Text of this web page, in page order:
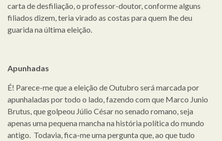
carta de desfiliação, o professor-doutor, conforme alguns
filiados dizem, teria virado as costas para quem lhe deu
guarida na última eleição.
Apunhadas
É! Parece-me que a eleição de Outubro será marcada por
apunhaladas por todo o lado, fazendo com que Marco Junio
Brutus, que golpeou Júlio César no senado romano, seja
apenas uma pequena mancha na história política do mundo
antigo. Todavia, fica-me uma pergunta que, ao que tudo